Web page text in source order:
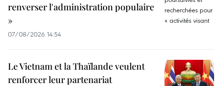
renverser l'administration populaire
»
07/08/2026 14:54
Le Vietnam et la Thaïlande veulent
renforcer leur partenariat